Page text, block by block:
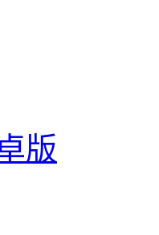
版